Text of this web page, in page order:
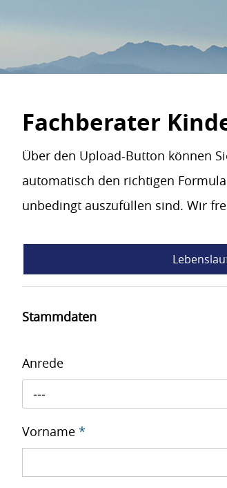
Fachberater
Über den Upload-Button können
automatisch den richtigen
unbedingt auszufüllen sind. Wir
Stammdaten
Anrede
---
Vorname *